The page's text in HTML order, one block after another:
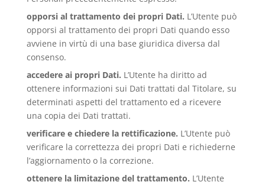
opporsi al trattamento dei propri Dati. L’Utente può
opporsi al trattamento dei propri Dati quando esso
avviene in virtù di una base giuridica diversa dal
consenso.
accedere ai propri Dati. L’Utente ha diritto ad
ottenere informazioni sui Dati trattati dal Titolare, su
determinati aspetti del trattamento ed a ricevere
una copia dei Dati trattati.
verificare e chiedere la rettificazione. L’Utente può
verificare la correttezza dei propri Dati e richiederne
l’aggiornamento o la correzione.
ottenere la limitazione del trattamento. L’Utente